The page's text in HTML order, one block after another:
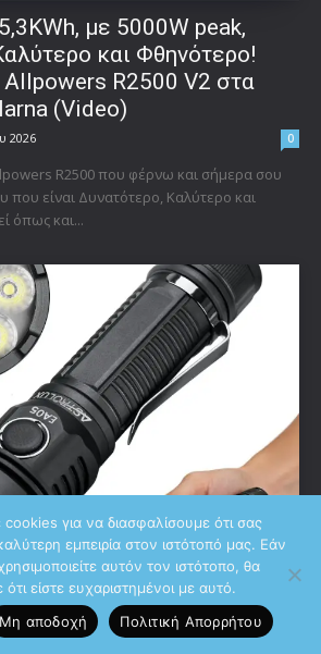
με 5000W peak,
και Φθηνότερο!
R2500 V2 στα
(Video)
2026 0
R2500 που φέρνω και σήμερα σου
που είναι Δυνατότερο, Καλύτερο και
όπως και...
Με 6200 Lumens! Ο πιο
Δέσμης mini
cookies για να διασφαλίσουμε ότι σας
εμπειρία στον ιστότοπό μας. Εάν
αυτόν τον ιστότοπο, θα
είστε ευχαριστημένοι με αυτό.
Μη αποδοχή Πολιτική Aπορρήτου